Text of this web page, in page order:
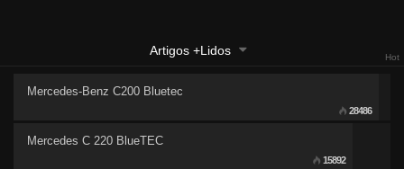
Artigos +Lidos Hot
Mercedes-Benz C200 Bluetec
28486
Mercedes C 220 BlueTEC
15892